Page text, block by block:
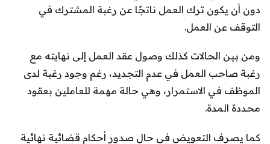
دون أن يكون ترك العمل ناتجًا عن رغبة المشترك في
التوقف عن العمل.
ومن بين الحالات كذلك وصول عقد العمل إلى نهايته مع
رغبة صاحب العمل في عدم التجديد، رغم وجود رغبة لدى
الموظف في الاستمرار، وهي حالة مهمة للعاملين بعقود
محددة المدة.
كما يصرف التعويض في حال صدور أحكام قضائية نهائية